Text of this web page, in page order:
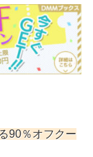
90％オフクー